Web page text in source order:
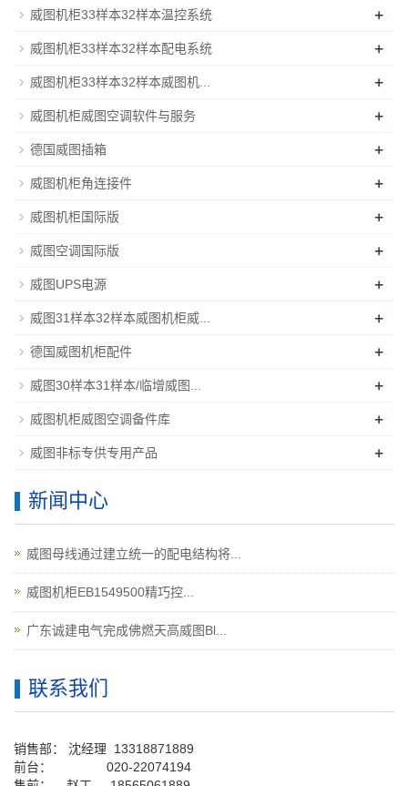
威图机柜33样本32样本温控系统 +
威图机柜33样本32样本配电系统 +
威图机柜33样本32样本威图机... +
威图机柜威图空调软件与服务 +
德国威图插箱 +
威图机柜角连接件 +
威图机柜国际版 +
威图空调国际版 +
威图UPS电源 +
威图31样本32样本威图机柜威... +
德国威图机柜配件 +
威图30样本31样本/临增威图... +
威图机柜威图空调备件库 +
威图非标专供专用产品 +
新闻中心
威图母线通过建立统一的配电结构将...
威图机柜EB1549500精巧控...
广东诚建电气完成佛燃天高威图Bl...
联系我们
销售部： 沈经理 13318871889
前台： 020-22074194